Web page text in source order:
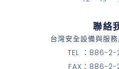
聯絡
台灣安全設備與服
TEL ：886-
FAX：886-